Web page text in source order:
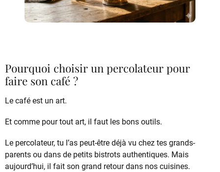
Pourquoi choisir un percolateur pour
faire son café ?
Le café est un art.
Et comme pour tout art, il faut les bons outils.
Le percolateur, tu l’as peut-être déjà vu chez tes grands-
parents ou dans de petits bistrots authentiques. Mais
aujourd’hui, il fait son grand retour dans nos cuisines.